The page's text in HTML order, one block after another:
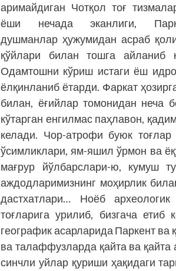
аримайдиган Чотқол тоғ
ёши нечада эканлиги,
душманлар ҳужумидан асраб
қўйлари билан тошга айланиб
Одамтошни кўриш истаги ёш
ёлқинланиб ётарди. Фаркат
билан, ёғийлар томонидан неча
кўтарган енгилмас паҳлавон,
келади. Чор-атрофи буюк
ўсимликлари, ям-яшил ўрмон ва
мағрур йўлбарслари-ю, кумуш
аждодларимизнинг моҳирлик
дастхатлари… Ноёб
тоғларига урилиб, бизгача етиб
географик асарларида Паркент
ва талаффузларда қайта ва қайта
синчли уйлар қуриши ҳақидаги